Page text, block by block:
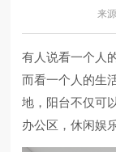
来
有人说看一个人
而看一个人的生
地，阳台不仅可
办公区，休闲娱